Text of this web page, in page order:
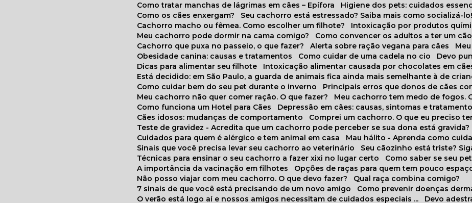
Como tratar manchas de lágrimas em cães – Epífora
Higiene dos pets: cuidados
Como os cães enxergam?
Seu cachorro está estressado? Saiba mais como socializá-lo!
Cachorro macho ou fêmea. Como escolher um filhote?
Intoxicação por produtos
Meu cachorro pode dormir na cama comigo?
Como convencer os adultos a ter um
Cachorro que puxa no passeio, o que fazer?
Alerta sobre ração vegana para cães
Obesidade canina: causas e tratamentos
Como cuidar de uma cadela no cio
Devo
Dicas para alimentar seu filhote
Intoxicação alimentar causada por chocolates em
Está decidido: em São Paulo, a guarda de animais fica ainda mais semelhante à de
Como cuidar bem do seu pet durante o inverno
Principais erros que donos de cães
Meu cachorro não quer comer ração. O que fazer?
Meu cachorro tem medo de fogos.
Como funciona um Hotel para Cães
Depressão em cães: causas, sintomas e
Cães idosos: mudanças de comportamento
Comprei um cachorro. O que eu preciso
Teste de gravidez - Acredita que um cachorro pode perceber se sua dona está gravida?
Cuidados para quem é alérgico e tem animal em casa
Mau hálito - Aprenda como
Sinais que você precisa levar seu cachorro ao veterinário
Seu cãozinho está triste?
Técnicas para ensinar o seu cachorro a fazer xixi no lugar certo
Como saber se seu
A importância da vacinação em filhotes
Opções de raças para quem tem pouco
Não posso viajar com meu cachorro. O que devo fazer?
Qual raça combina comigo?
7 sinais de que você está precisando de um novo amigo
Como prevenir doenças
O verão está logo aí e nossos amigos necessitam de cuidados especiais ...
Devo